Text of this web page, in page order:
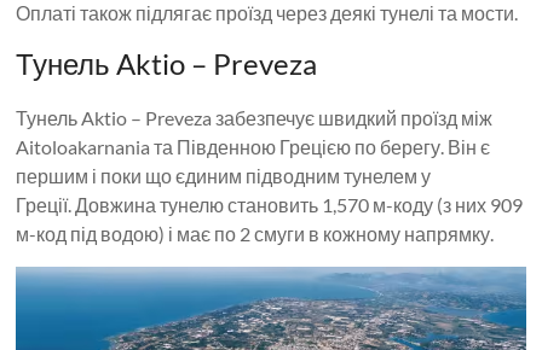
Оплаті також підлягає проїзд через деякі тунелі та мости.
Тунель Aktio – Preveza
Тунель Aktio – Preveza забезпечує швидкий проїзд між
Aitoloakarnania та Південною Грецією по берегу. Він є
першим і поки що єдиним підводним тунелем у
Греції. Довжина тунелю становить 1,570 м-коду (з них 909
м-код під водою) і має по 2 смуги в кожному напрямку.